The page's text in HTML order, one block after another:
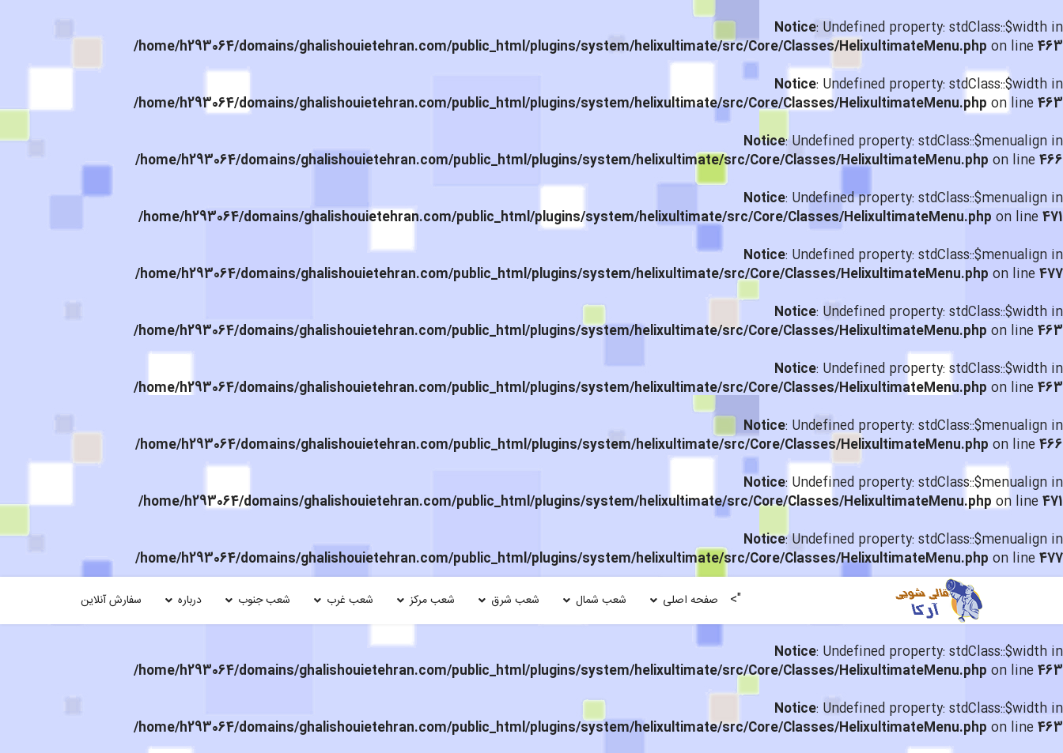
Notice: Undefined property: stdClass::$width in
/home/h293064/domains/ghalishouietehran.com/public_html/plugins/system/helixultimate/src/Core/Classes/HelixultimateMenu.php on line463
Notice: Undefined property: stdClass::$width in
/home/h293064/domains/ghalishouietehran.com/public_html/plugins/system/helixultimate/src/Core/Classes/HelixultimateMenu.php on line463
Notice: Undefined property: stdClass::$menualign in
/home/h293064/domains/ghalishouietehran.com/public_html/plugins/system/helixultimate/src/Core/Classes/HelixultimateMenu.php on line466
Notice: Undefined property: stdClass::$menualign in
/home/h293064/domains/ghalishouietehran.com/public_html/plugins/system/helixultimate/src/Core/Classes/HelixultimateMenu.php on line471
Notice: Undefined property: stdClass::$menualign in
/home/h293064/domains/ghalishouietehran.com/public_html/plugins/system/helixultimate/src/Core/Classes/HelixultimateMenu.php on line477
Notice: Undefined property: stdClass::$width in
/home/h293064/domains/ghalishouietehran.com/public_html/plugins/system/helixultimate/src/Core/Classes/HelixultimateMenu.php on line463
Notice: Undefined property: stdClass::$width in
/home/h293064/domains/ghalishouietehran.com/public_html/plugins/system/helixultimate/src/Core/Classes/HelixultimateMenu.php on line463
Notice: Undefined property: stdClass::$menualign in
/home/h293064/domains/ghalishouietehran.com/public_html/plugins/system/helixultimate/src/Core/Classes/HelixultimateMenu.php on line466
Notice: Undefined property: stdClass::$menualign in
/home/h293064/domains/ghalishouietehran.com/public_html/plugins/system/helixultimate/src/Core/Classes/HelixultimateMenu.php on line471
Notice: Undefined property: stdClass::$menualign in
/home/h293064/domains/ghalishouietehran.com/public_html/plugins/system/helixultimate/src/Core/Classes/HelixultimateMenu.php on line477
">
صفحه اصلی شعب شمال شعب شرق شعب مرکز شعب غرب شعب جنوب درباره سفارش آنلاین
Notice: Undefined property: stdClass::$width in
/home/h293064/domains/ghalishouietehran.com/public_html/plugins/system/helixultimate/src/Core/Classes/HelixultimateMenu.php on line463
Notice: Undefined property: stdClass::$width in
/home/h293064/domains/ghalishouietehran.com/public_html/plugins/system/helixultimate/src/Core/Classes/HelixultimateMenu.php on line463